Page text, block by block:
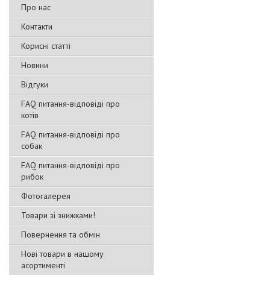
Про нас
Контакти
Корисні статті
Новини
Відгуки
FAQ питання-відповіді про
котів
FAQ питання-відповіді про
собак
FAQ питання-відповіді про
рибок
Фотогалерея
Товари зі знижками!
Повернення та обмін
Нові товари в нашому
асортименті